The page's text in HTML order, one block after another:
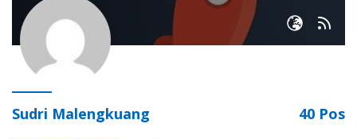
Sudri Malengkuang 40 Pos